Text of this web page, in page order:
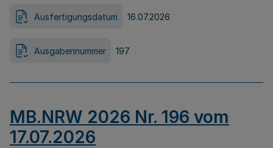
Ausfertigungsdatum 16.07.2026
Ausgabennummer 197
MB.NRW 2026 Nr. 196 vom
17.07.2026